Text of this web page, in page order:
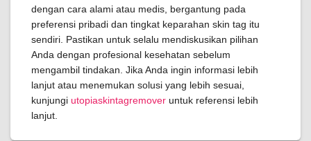
dengan cara alami atau medis, bergantung pada
preferensi pribadi dan tingkat keparahan skin tag itu
sendiri. Pastikan untuk selalu mendiskusikan pilihan
Anda dengan profesional kesehatan sebelum
mengambil tindakan. Jika Anda ingin informasi lebih
lanjut atau menemukan solusi yang lebih sesuai,
kunjungi utopiaskintagremover untuk referensi lebih
lanjut.